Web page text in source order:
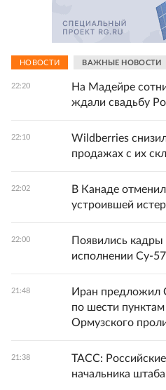
НОВОСТИ ВАЖНЫЕ НОВОСТИ
22:20
На Мадейре
ждали свадьбу
22:10
Wildberries
продажах с их
22:02
В Канаде
устроившей
22:00
Появились
исполнении Су-57
21:48
Иран предложил
по шести
Ормузского
21:38
ТАСС:
начальника